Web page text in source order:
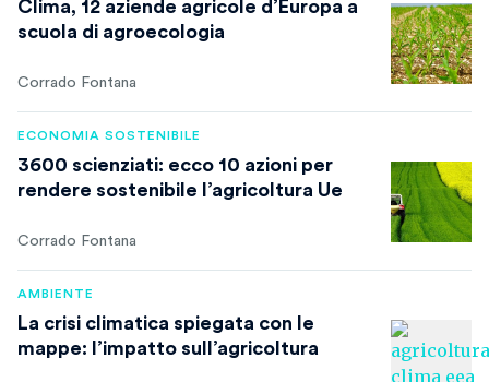
Clima, 12 aziende agricole d’Europa a
scuola di agroecologia
Corrado Fontana
ECONOMIA SOSTENIBILE
3600 scienziati: ecco 10 azioni per
rendere sostenibile l’agricoltura Ue
Corrado Fontana
AMBIENTE
La crisi climatica spiegata con le
mappe: l’impatto sull’agricoltura